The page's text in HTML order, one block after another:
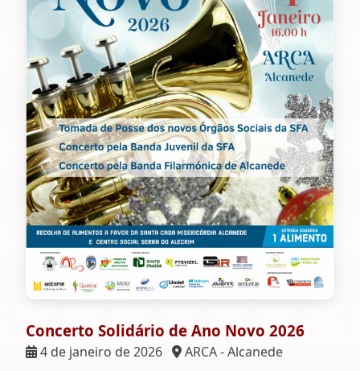
Concerto Solidário de Ano Novo 2026
4 de janeiro de 2026
ARCA - Alcanede